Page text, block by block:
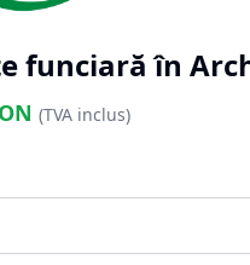
funciară în
(TVA inclus)